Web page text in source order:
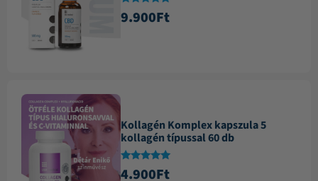
Értékelés:
4.84
9.900Ft
Kollagén Komplex kapszula 5
kollagén típussal 60 db
Értékelés:
4.88
4.900Ft